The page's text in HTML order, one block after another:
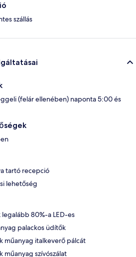
szállás
(felár ellenében) naponta 5:00 és
tartó recepció
lehetőség
80%-a LED-es
palackos üdítők
műanyag italkeverő pálcát
műanyag szívószálat